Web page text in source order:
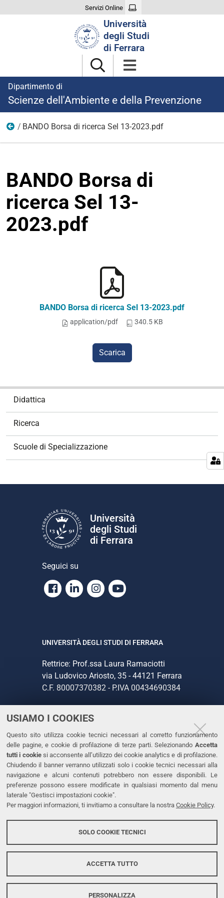
USIAMO I COOKIES
Questo sito utilizza cookie tecnici necessari al corretto funzionamento
delle pagine, e cookie di profilazione di terze parti. Selezionando Accetta
tutti i cookiesi acconsente all’utilizzo dei cookie analytics e di profilazione.
Chiudendo il banner verranno utilizzati solo i cookie tecnici necessari alla
navigazione e alcuni contenuti potrebbero non essere disponibili. Le
preferenze possono essere modificate in qualsiasi momento dal menu
laterale "Gestisci impostazioni cookie".
Per maggiori informazioni, ti invitiamo a consultare la nostra Cookie Policy.
SOLO COOKIE TECNICI
ACCETTA TUTTO
PERSONALIZZA
Servizi Online
Università
degli Studi
di Ferrara
Dipartimento di
Scienze dell'Ambiente e della Prevenzione
Ricerca
BANDO Borsa di ricerca Sel 13-2023.pdf
BANDO Borsa di
ricerca Sel 13-
2023.pdf
BANDO Borsa di ricerca Sel 13-2023.pdf
application/pdf 340.5 KB
Scarica
Didattica
Ricerca
Scuole di Specializzazione
Università
degli Studi
di Ferrara
Seguici su
Facebook
LinkedinInstagram
Youtube
UNIVERSITÀ DEGLI STUDI DI FERRARA
Rettrice: Prof.ssa Laura Ramaciotti
via Ludovico Ariosto, 35 - 44121 Ferrara
C.F. 80007370382 - P.IVA 00434690384
CONTATTI
Tel. +39 0532 293111
Fax. +39 0532 293031
PEC
LINKS
Dichiarazione di accessibilità
Protezione dati personali